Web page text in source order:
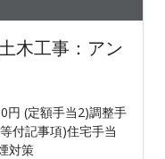
木工事：アン
円 (定額手当2)調整手
付記事項)住宅手当
対策